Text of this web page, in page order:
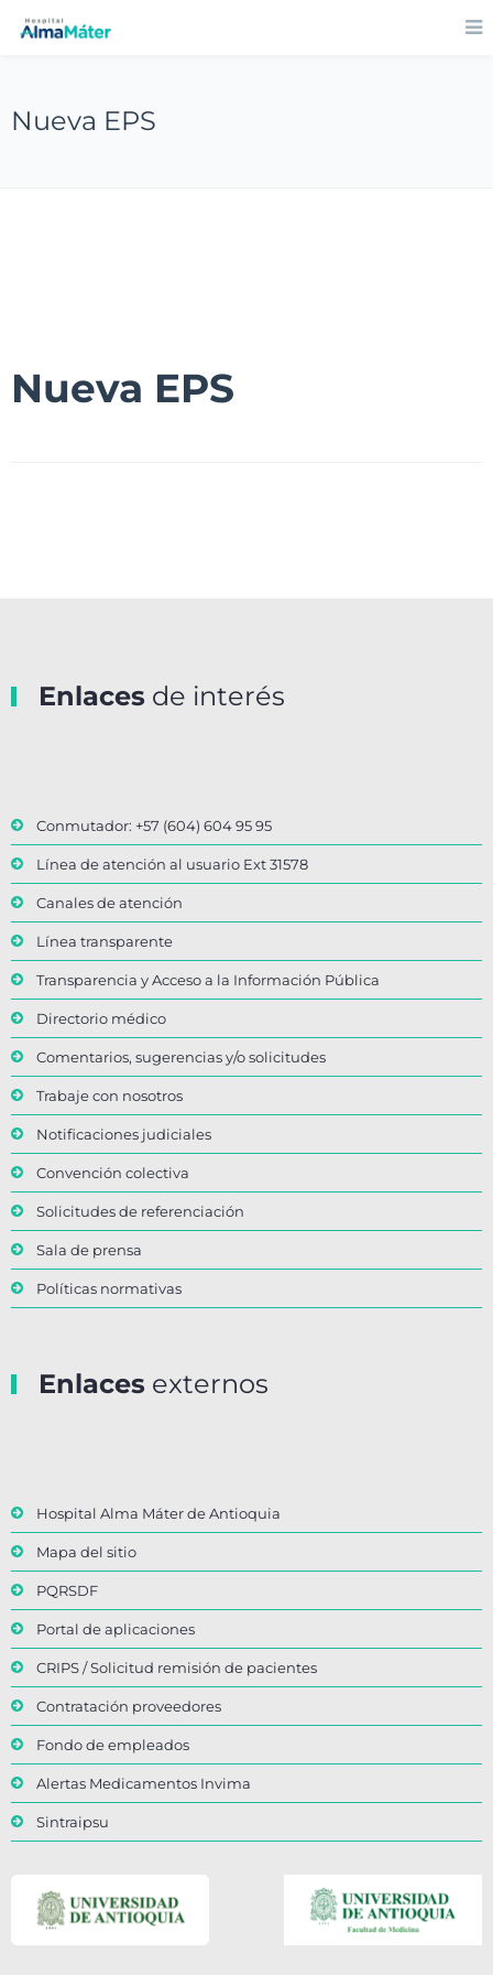
Nueva EPS
Nueva EPS
Enlaces de interés
Conmutador: +57 (604) 604 95 95
Línea de atención al usuario Ext 31578
Canales de atención
Línea transparente
Transparencia y Acceso a la Información Pública
Directorio médico
Comentarios, sugerencias y/o solicitudes
Trabaje con nosotros
Notificaciones judiciales
Convención colectiva
Solicitudes de referenciación
Sala de prensa
Políticas normativas
Enlaces externos
Hospital Alma Máter de Antioquia
Mapa del sitio
PQRSDF
Portal de aplicaciones
CRIPS / Solicitud remisión de pacientes
Contratación proveedores
Fondo de empleados
Alertas Medicamentos Invima
Sintraipsu